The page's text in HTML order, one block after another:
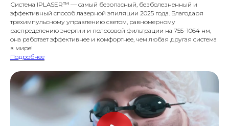
Система IPLASER™ — самый безопасный, безболезненный и
эффективный способ лазерной эпиляции 2025 года. Благодаря
трехимпульсному управлению светом, равномерному
распределению энергии и полосовой фильтрации на 755–1064 нм,
она работает эффективнее и комфортнее, чем любая другая система
в мире!
Подробнее